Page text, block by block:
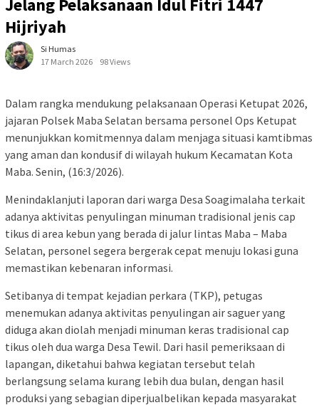
Hijriyah
Si Humas
17 March 2026
98 Views
Dalam rangka mendukung pelaksanaan Operasi Ketupat 2026,
jajaran Polsek Maba Selatan bersama personel Ops Ketupat
menunjukkan komitmennya dalam menjaga situasi kamtibmas
yang aman dan kondusif di wilayah hukum Kecamatan Kota
Maba. Senin, (16:3/2026).
Menindaklanjuti laporan dari warga Desa Soagimalaha terkait
adanya aktivitas penyulingan minuman tradisional jenis cap
tikus di area kebun yang berada di jalur lintas Maba – Maba
Selatan, personel segera bergerak cepat menuju lokasi guna
memastikan kebenaran informasi.
Setibanya di tempat kejadian perkara (TKP), petugas
menemukan adanya aktivitas penyulingan air saguer yang
diduga akan diolah menjadi minuman keras tradisional cap
tikus oleh dua warga Desa Tewil. Dari hasil pemeriksaan di
lapangan, diketahui bahwa kegiatan tersebut telah
berlangsung selama kurang lebih dua bulan, dengan hasil
produksi yang sebagian diperjualbelikan kepada masyarakat